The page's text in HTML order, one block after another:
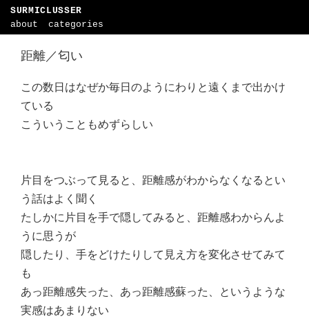
SURMICLUSSER
about
categories
距離／匂い
この数日はなぜか毎日のようにわりと遠くまで出かけ
ている
こういうこともめずらしい
片目をつぶって見ると、距離感がわからなくなるとい
う話はよく聞く
たしかに片目を手で隠してみると、距離感わからんよ
うに思うが
隠したり、手をどけたりして見え方を変化させてみて
も
あっ距離感失った、あっ距離感蘇った、というような
実感はあまりない